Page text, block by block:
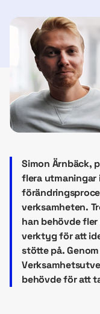
Simon Ärnbäck,
flera utmaningar
verksamheten.
han behövde
verktyg för att
stötte på.
behövde för att